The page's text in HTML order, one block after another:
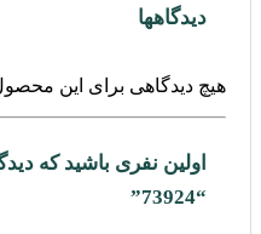
دیدگاهها
هیچ دیدگاهی برای این
اولین نفری باشید که
“73924”